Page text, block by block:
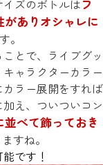
ズのボトルはフ
ありオシャレに
。
とで、ライブグッ
ャラクターカラー
ラー展開をすれば
え、ついついコン
並べて飾っておき
すね。
です！